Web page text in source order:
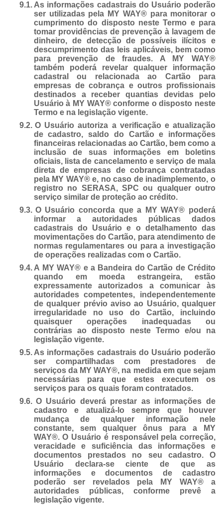
9.1. As informações cadastrais do Usuário poderão
ser utilizadas pela MY WAY® para monitorar o
cumprimento do disposto neste Termo e para
tomar providências de prevenção à lavagem de
dinheiro, de detecção de possíveis ilícitos e
descumprimento das leis aplicáveis, bem como
para prevenção de fraudes. A MY WAY®
também poderá revelar qualquer informação
cadastral ou relacionada ao Cartão para
empresas de cobrança e outros profissionais
destinados a receber quantias devidas pelo
Usuário à MY WAY® conforme o disposto neste
Termo e na legislação vigente.
9.2. O Usuário autoriza a verificação e atualização
de cadastro, saldo do Cartão e informações
financeiras relacionadas ao Cartão, bem como a
inclusão de suas informações em boletins
oficiais, lista de cancelamento e serviço de mala
direta de empresas de cobrança contratadas
pela MY WAY® e, no caso de inadimplemento, o
registro no SERASA, SPC ou qualquer outro
serviço similar de proteção ao crédito.
9.3. O Usuário concorda que a MY WAY® poderá
informar a autoridades públicas dados
cadastrais do Usuário e o detalhamento das
movimentações do Cartão, para atendimento de
normas regulamentares ou para a investigação
de operações realizadas com o Cartão.
9.4. A MY WAY® e a Bandeira do Cartão de Crédito
quando em moeda estrangeira, estão
expressamente autorizados a comunicar às
autoridades competentes, independentemente
de qualquer prévio aviso ao Usuário, qualquer
irregularidade no uso do Cartão, incluindo
quaisquer operações inadequadas ou
contrárias ao disposto neste Termo e/ou na
legislação vigente.
9.5. As informações cadastrais do Usuário poderão
ser compartilhadas com prestadores de
serviços da MY WAY®, na medida em que sejam
necessárias para que estes executem os
serviços para os quais foram contratados.
9.6. O Usuário deverá prestar as informações de
cadastro e atualizá-lo sempre que houver
mudança de qualquer informação nele
constante, sem qualquer ônus para a MY
WAY®. O Usuário é responsável pela correção,
veracidade e suficiência das informações e
documentos prestados no seu cadastro. O
Usuário declara-se ciente de que as
informações e documentos de cadastro
poderão ser revelados pela MY WAY® a
autoridades públicas, conforme prevê a
legislação vigente.